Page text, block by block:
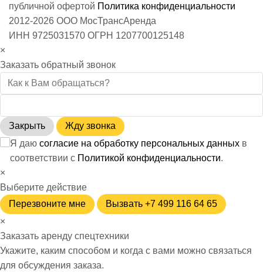
публичной офертой Политика конфиденциальности
2012-2026 ООО МосТрансАренда
ИНН 9725031570 ОГРН 1207700125148
×
Заказать обратный звонок
Закрыть
Жду звонка
Я даю согласие на обработку персональных данных в
соответствии с Политикой конфиденциальности.
×
Выберите действие
Перезвоните мне
Вызвать +7 499 116 64 65
×
Заказать аренду спецтехники
Укажите, каким способом и когда с вами можно связаться
для обсуждения заказа.